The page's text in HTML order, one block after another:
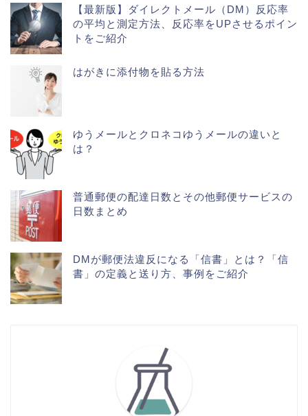
【最新版】ダイレクトメール（DM）反応率
の平均と測定方法、反応率をUPさせるポイン
トをご紹介
はがきに添付物を貼る方法
ゆうメールとクロネコゆうメールの違いと
は？
普通郵便の配達日数とその他郵便サービスの
日数まとめ
DMが郵便法違反になる「信書」とは？「信
書」の定義と送り方、事例をご紹介